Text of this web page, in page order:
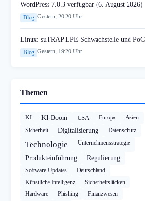
WordPress 7.0.3 verfügbar (6. August 2026)
Blog Gestern, 20:20 Uhr
Linux: suTRAP LPE-Schwachstelle und PoC
Blog Gestern, 19:20 Uhr
Themen
KI KI-Boom USA Europa
Asien
Sicherheit
Digitalisierung Datenschutz
Technologie Unternehmensstrategie
Produkteinführung Regulierung
Software-Updates
Deutschland
Künstliche Intelligenz
Sicherheitslücken
Hardware
Phishing Finanzwesen